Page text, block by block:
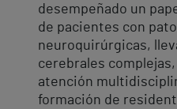
desempeñado un
de pacientes con
neuroquirúrgicas,
cerebrales
atención
formación de